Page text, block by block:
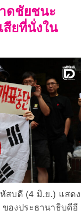
ดชัยชนะ
สียที่นั่งใน
สบดี (4 มิ.ย.) แสดง
องประธานาธิบดีอี